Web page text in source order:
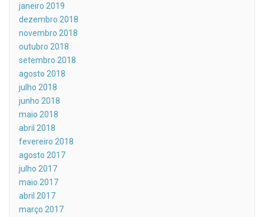
janeiro 2019
dezembro 2018
novembro 2018
outubro 2018
setembro 2018
agosto 2018
julho 2018
junho 2018
maio 2018
abril 2018
fevereiro 2018
agosto 2017
julho 2017
maio 2017
abril 2017
março 2017